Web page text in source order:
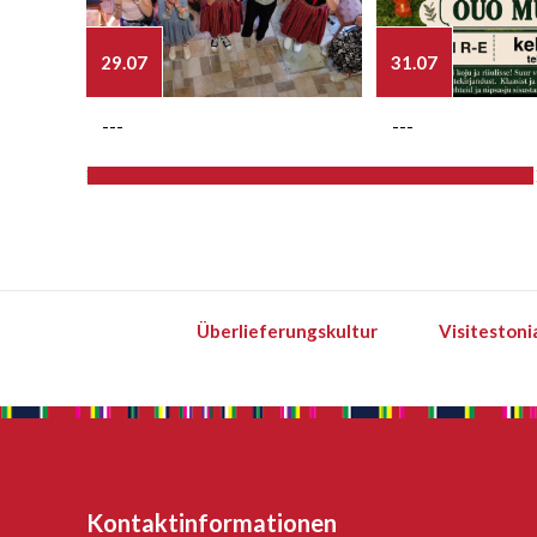
29.07
---
31.07
---
Überlieferungskultur
Kontaktinformationen